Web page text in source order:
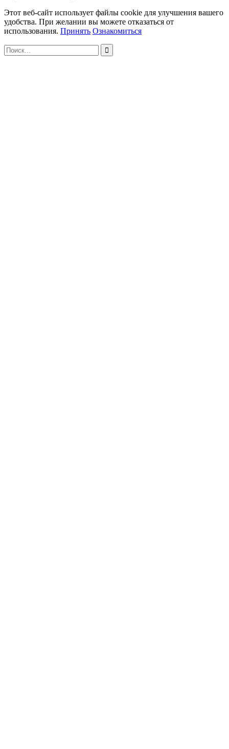
Этот веб-сайт использует файлы cookie для улучшения вашего
удобства. При желании вы можете отказаться от
использования. Принять Ознакомиться